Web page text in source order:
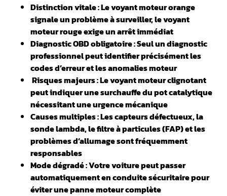
Distinction vitale : Le voyant moteur orange
signale un problème à surveiller, le voyant
moteur rouge exige un arrêt immédiat
Diagnostic OBD obligatoire : Seul un diagnostic
professionnel peut identifier précisément les
codes d’erreur et les anomalies moteur
Risques majeurs : Le voyant moteur clignotant
peut indiquer une surchauffe du pot catalytique
nécessitant une urgence mécanique
Causes multiples : Les capteurs défectueux, la
sonde lambda, le filtre à particules (FAP) et les
problèmes d’allumage sont fréquemment
responsables
Mode dégradé : Votre voiture peut passer
automatiquement en conduite sécuritaire pour
éviter une panne moteur complète